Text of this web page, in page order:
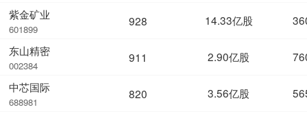
紫金矿业
601899
东山精密
002384
中芯国际
688981
928 14.33亿股
911 2.90亿股
820 3.56亿股